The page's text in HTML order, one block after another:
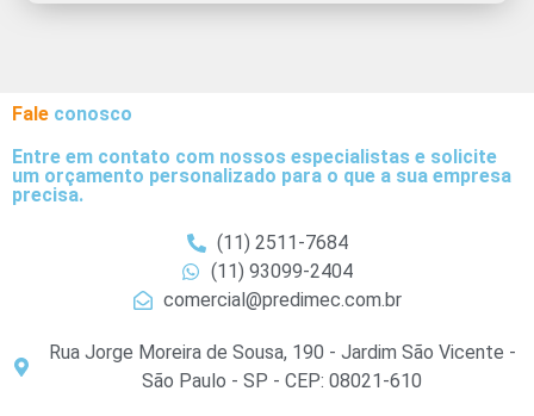
Fale conosco
Entre em contato com nossos especialistas e solicite
um orçamento personalizado para o que a sua empresa
precisa.
(11) 2511-7684
(11) 93099-2404
comercial@predimec.com.br
Rua Jorge Moreira de Sousa, 190 - Jardim São Vicente -
São Paulo - SP - CEP: 08021-610